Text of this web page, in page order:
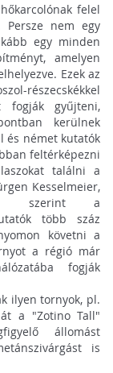
felel
Persze nem egy
egy minden
amelyen
Ezek az
részecskékkel
fogják gyűjteni,
kerülnek
és német kutatók
feltérképezni
találni a
Kesselmeier,
szerint a
több száz
követni a
a régió már
fogják
ilyen tornyok, pl.
át a "Zotino Tall"
állomást
is